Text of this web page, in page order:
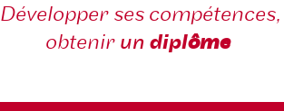
Développer ses compétences,
obtenir undiplôme